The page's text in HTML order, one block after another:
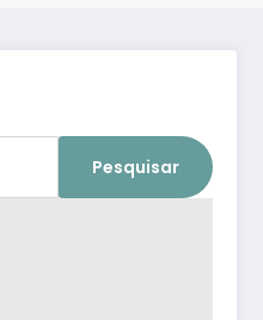
Pesquisar